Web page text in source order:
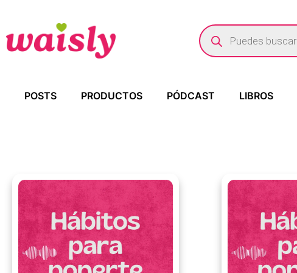
POSTS PRODUCTOS PÓDCAST LIBROS